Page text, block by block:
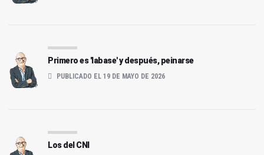
Primero es 'labase' y después, peinarse
PUBLICADO EL 19 DE MAYO DE 2026
Los del CNI